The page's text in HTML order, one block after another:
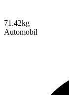
71.42kg
Automobil